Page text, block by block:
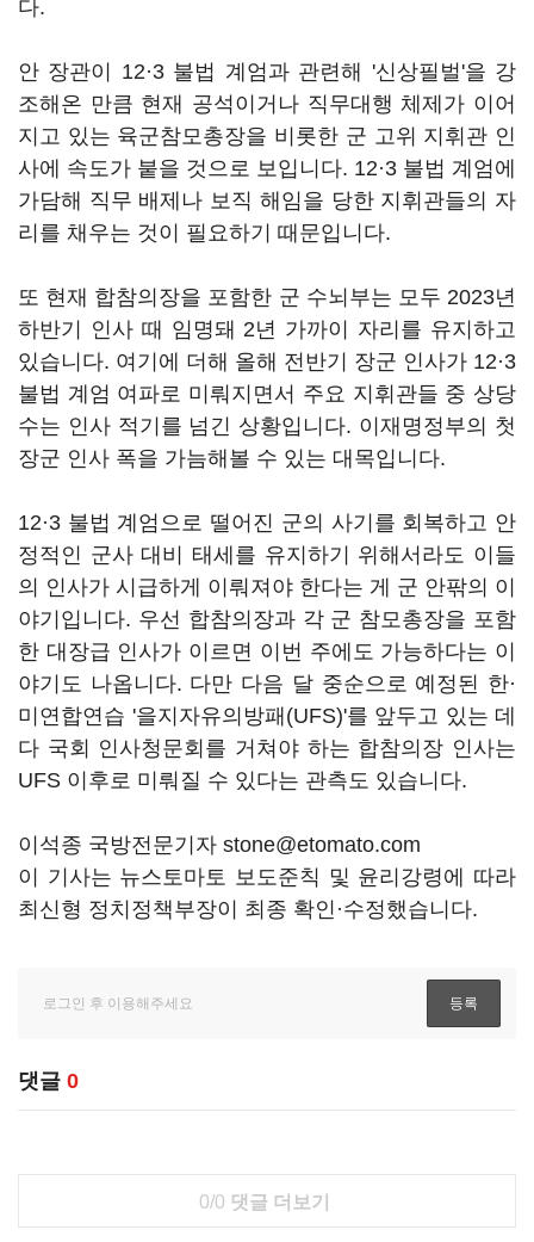
다.
안 장관이 12·3 불법 계엄과 관련해 '신상필벌'을 강
조해온 만큼 현재 공석이거나 직무대행 체제가 이어
지고 있는 육군참모총장을 비롯한 군 고위 지휘관 인
사에 속도가 붙을 것으로 보입니다. 12·3 불법 계엄에
가담해 직무 배제나 보직 해임을 당한 지휘관들의 자
리를 채우는 것이 필요하기 때문입니다.
또 현재 합참의장을 포함한 군 수뇌부는 모두 2023년
하반기 인사 때 임명돼 2년 가까이 자리를 유지하고
있습니다. 여기에 더해 올해 전반기 장군 인사가 12·3
불법 계엄 여파로 미뤄지면서 주요 지휘관들 중 상당
수는 인사 적기를 넘긴 상황입니다. 이재명정부의 첫
장군 인사 폭을 가늠해볼 수 있는 대목입니다.
12·3 불법 계엄으로 떨어진 군의 사기를 회복하고 안
정적인 군사 대비 태세를 유지하기 위해서라도 이들
의 인사가 시급하게 이뤄져야 한다는 게 군 안팎의 이
야기입니다. 우선 합참의장과 각 군 참모총장을 포함
한 대장급 인사가 이르면 이번 주에도 가능하다는 이
야기도 나옵니다. 다만 다음 달 중순으로 예정된 한·
미연합연습 '을지자유의방패(UFS)'를 앞두고 있는 데
다 국회 인사청문회를 거쳐야 하는 합참의장 인사는
UFS 이후로 미뤄질 수 있다는 관측도 있습니다.
이석종 국방전문기자 stone@etomato.com
이 기사는 뉴스토마토 보도준칙 및 윤리강령에 따라
최신형 정치정책부장이 최종 확인·수정했습니다.
댓글 0
0/0 댓글 더보기